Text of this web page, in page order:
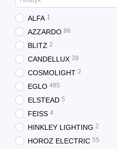
ALFA 1
AZZARDO 86
BLITZ 2
CANDELLUX 39
COSMOLIGHT 2
EGLO 485
ELSTEAD 5
FEISS 4
HINKLEY LIGHTING 2
HOROZ ELECTRIC 55